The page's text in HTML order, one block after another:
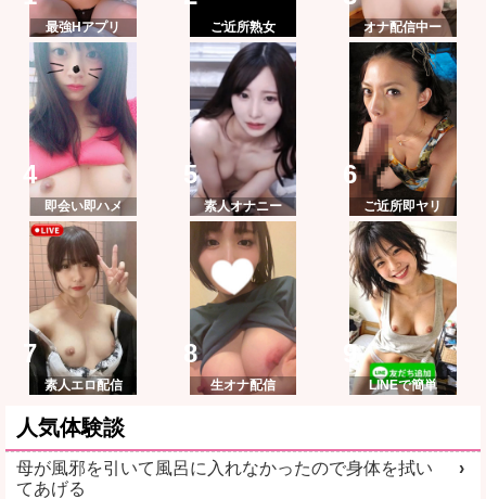
最強Hアプリ ご近所熟女 オナ配信中ー
即会い即ハメ 素人オナニー ご近所即ヤリ
素人エロ配信 生オナ配信 LINEで簡単
人気体験談
母が風邪を引いて風呂に入れなかったので身体を拭い
てあげる